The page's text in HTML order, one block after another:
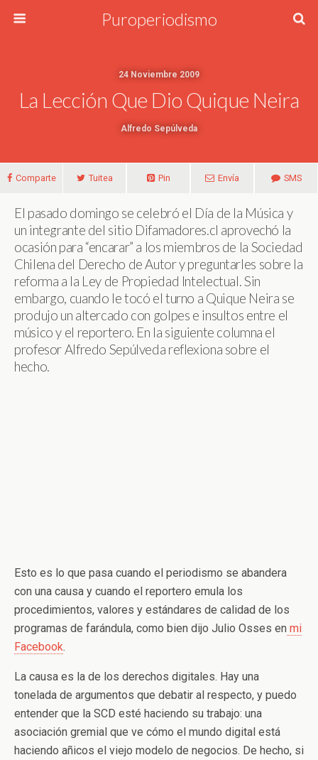
Puroperiodismo
24 Noviembre 2009
La Lección Que Dio Quique Neira
Alfredo Sepúlveda
Comparte Tuitea Pin Envía SMS
El pasado domingo se celebró el Día de la Música y
un integrante del sitio Difamadores.cl aprovechó la
ocasión para “encarar” a los miembros de la Sociedad
Chilena del Derecho de Autor y preguntarles sobre la
reforma a la Ley de Propiedad Intelectual. Sin
embargo, cuando le tocó el turno a Quique Neira se
produjo un altercado con golpes e insultos entre el
músico y el reportero. En la siguiente columna el
profesor Alfredo Sepúlveda reflexiona sobre el
hecho.
Esto es lo que pasa cuando el periodismo se abandera
con una causa y cuando el reportero emula los
procedimientos, valores y estándares de calidad de los
programas de farándula, como bien dijo Julio Osses en mi
Facebook.
La causa es la de los derechos digitales. Hay una
tonelada de argumentos que debatir al respecto, y puedo
entender que la SCD esté haciendo su trabajo: una
asociación gremial que ve cómo el mundo digital está
haciendo añicos el viejo modelo de negocios. De hecho, si